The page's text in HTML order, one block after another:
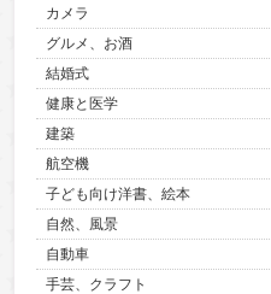
カメラ
グルメ、お酒
結婚式
健康と医学
建築
航空機
子ども向け洋書、絵本
自然、風景
自動車
手芸、クラフト